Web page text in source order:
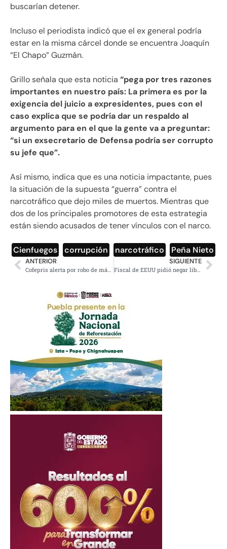
buscarían detener.
Incluso el periodista indicó que el ex general podría
estar en la misma cárcel donde se encuentra Joaquín
“El Chapo” Guzmán.
Grillo señala que esta noticia “pega por tres razones
importantes en nuestro país: La primera es por la
exigencia del juicio a expresidentes, pues con el
caso explica que se podría dar un respaldo al
argumento para en el que la gente va a preguntar:
“si un exsecretario de Defensa podría ser corrupto
su jefe que”.
Así mismo, indica que es una noticia impactante, pues
la situación de la supuesta “guerra” contra el
narcotráfico que dejo miles de muertos. Mientras que
dos de los principales promotores de esta estrategia
están siendo acusados de tener vínculos con el narco.
Cienfuegos corrupción narcotráfico Peña Nieto
ANTERIOR SIGUIENTE
Fiscal de EEUU pidió negar libertad bajo fianza a Cienfuegos